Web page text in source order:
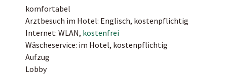
komfortabel
Arztbesuch im Hotel: Englisch, kostenpflichtig
Internet: WLAN, kostenfrei
Wäscheservice: im Hotel, kostenpflichtig
Aufzug
Lobby